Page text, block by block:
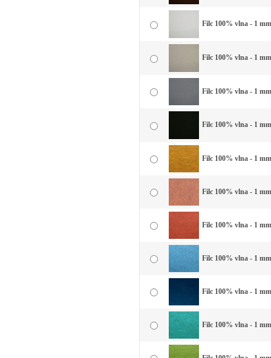
Filc 100% vlna - 1
Filc 100% vlna - 1
Filc 100% vlna - 1
Filc 100% vlna - 1
Filc 100% vlna - 1
Filc 100% vlna - 1
Filc 100% vlna - 1
Filc 100% vlna - 1
Filc 100% vlna - 1
Filc 100% vlna - 1